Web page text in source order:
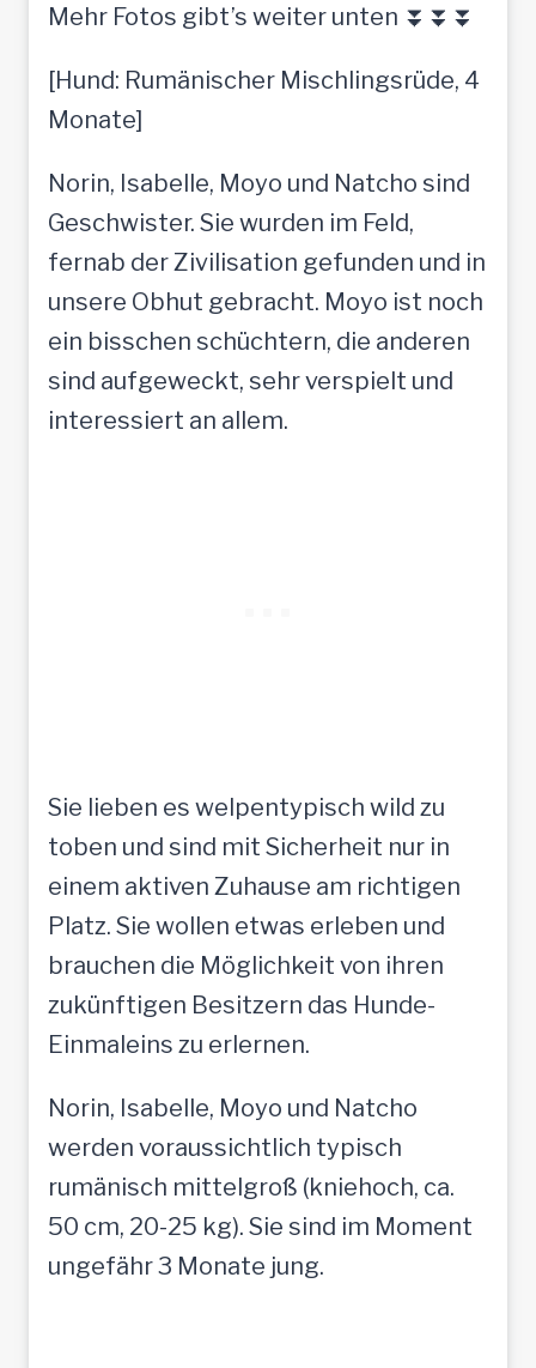
Mehr Fotos gibt’s weiter unten ⏬⏬⏬
[Hund: Rumänischer Mischlingsrüde, 4
Monate]
Norin, Isabelle, Moyo und Natcho sind
Geschwister. Sie wurden im Feld,
fernab der Zivilisation gefunden und in
unsere Obhut gebracht. Moyo ist noch
ein bisschen schüchtern, die anderen
sind aufgeweckt, sehr verspielt und
interessiert an allem.
Sie lieben es welpentypisch wild zu
toben und sind mit Sicherheit nur in
einem aktiven Zuhause am richtigen
Platz. Sie wollen etwas erleben und
brauchen die Möglichkeit von ihren
zukünftigen Besitzern das Hunde-
Einmaleins zu erlernen.
Norin, Isabelle, Moyo und Natcho
werden voraussichtlich typisch
rumänisch mittelgroß (kniehoch, ca.
50 cm, 20-25 kg). Sie sind im Moment
ungefähr 3 Monate jung.